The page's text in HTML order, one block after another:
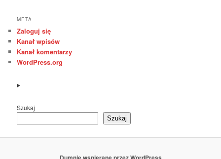
META
Zaloguj się
Kanał wpisów
Kanał komentarzy
WordPress.org
Szukaj
Szukaj